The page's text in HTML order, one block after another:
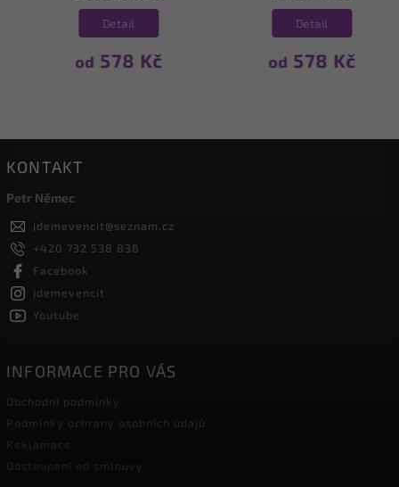
od578 Kč
Detail
od578 Kč
Detail
KONTAKT
Petr Němec
jdemevencit@seznam.cz
+420 732 538 838
Facebook
jdemevencit
Youtube
INFORMACE PRO VÁS
Obchodní podmínky
Podmínky ochrany osobních údajů
Reklamace
Odstoupení od smlouvy